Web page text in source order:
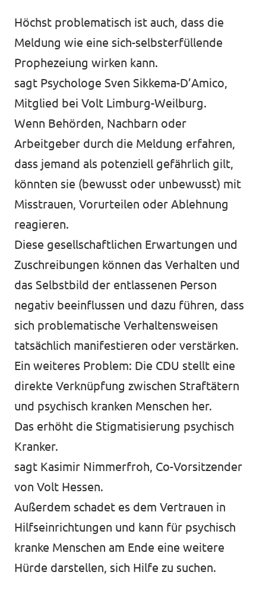
Höchst problematisch ist auch, dass die
Meldung wie eine sich-selbsterfüllende
Prophezeiung wirken kann.
sagt Psychologe Sven Sikkema-D’Amico,
Mitglied bei Volt Limburg-Weilburg.
Wenn Behörden, Nachbarn oder
Arbeitgeber durch die Meldung erfahren,
dass jemand als potenziell gefährlich gilt,
könnten sie (bewusst oder unbewusst) mit
Misstrauen, Vorurteilen oder Ablehnung
reagieren.
Diese gesellschaftlichen Erwartungen und
Zuschreibungen können das Verhalten und
das Selbstbild der entlassenen Person
negativ beeinflussen und dazu führen, dass
sich problematische Verhaltensweisen
tatsächlich manifestieren oder verstärken.
Ein weiteres Problem: Die CDU stellt eine
direkte Verknüpfung zwischen Straftätern
und psychisch kranken Menschen her.
Das erhöht die Stigmatisierung psychisch
Kranker.
sagt Kasimir Nimmerfroh, Co-Vorsitzender
von Volt Hessen.
Außerdem schadet es dem Vertrauen in
Hilfseinrichtungen und kann für psychisch
kranke Menschen am Ende eine weitere
Hürde darstellen, sich Hilfe zu suchen.